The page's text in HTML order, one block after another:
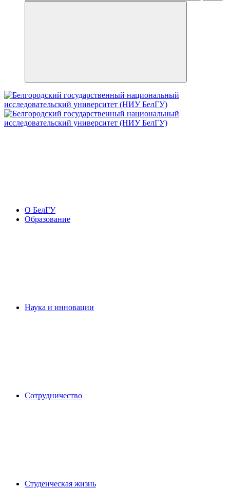
О БелГУ
Образование
Наука и инновации
Сотрудничество
Студенческая жизнь